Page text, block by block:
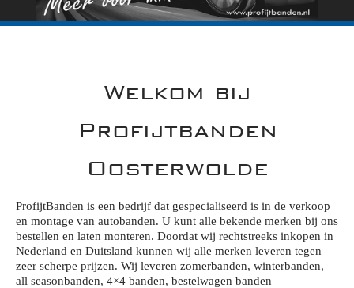
Welkom bij
Profijtbanden
Oosterwolde
ProfijtBanden is een bedrijf dat gespecialiseerd is in de verkoop
en montage van autobanden. U kunt alle bekende merken bij ons
bestellen en laten monteren. Doordat wij rechtstreeks inkopen in
Nederland en Duitsland kunnen wij alle merken leveren tegen
zeer scherpe prijzen. Wij leveren zomerbanden, winterbanden,
all seasonbanden, 4×4 banden, bestelwagen banden